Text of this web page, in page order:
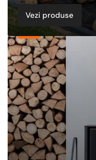
Vezi produse
Centrale
Termice